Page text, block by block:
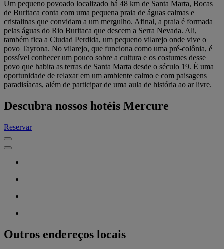
Um pequeno povoado localizado há 48 km de Santa Marta, Bocas
de Buritaca conta com uma pequena praia de águas calmas e
cristalinas que convidam a um mergulho. Afinal, a praia é formada
pelas águas do Rio Buritaca que descem a Serra Nevada. Ali,
também fica a Ciudad Perdida, um pequeno vilarejo onde vive o
povo Tayrona. No vilarejo, que funciona como uma pré-colônia, é
possível conhecer um pouco sobre a cultura e os costumes desse
povo que habita as terras de Santa Marta desde o século 19. É uma
oportunidade de relaxar em um ambiente calmo e com paisagens
paradisíacas, além de participar de uma aula de história ao ar livre.
Descubra nossos hotéis Mercure
Reservar
Outros endereços locais